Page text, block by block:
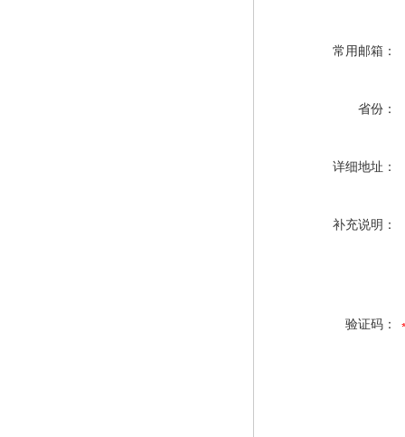
常用邮箱：
省份：
详细地址：
补充说明：
验证码：